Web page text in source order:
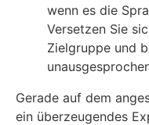
wenn es die
Versetzen Sie
Zielgruppe und
Gerade auf dem
ein überzeugendes